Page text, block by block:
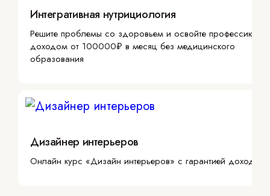
Интегративная нутрициология
Решите проблемы со здоровьем и освойте профессию с
доходом от 100000₽ в месяц без медицинского
образования
Дизайнер интерьеров
Онлайн курс «Дизайн интерьеров» с гарантией дохода